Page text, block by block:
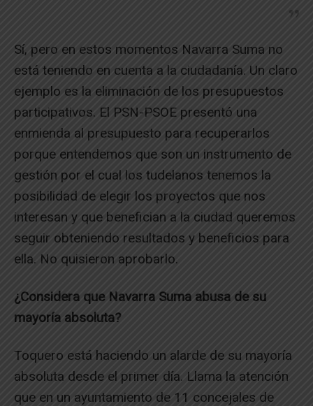
Sí, pero en estos momentos Navarra Suma no
está teniendo en cuenta a la ciudadanía. Un claro
ejemplo es la eliminación de los presupuestos
participativos. El PSN-PSOE presentó una
enmienda al presupuesto para recuperarlos
porque entendemos que son un instrumento de
gestión por el cual los tudelanos tenemos la
posibilidad de elegir los proyectos que nos
interesan y que benefician a la ciudad queremos
seguir obteniendo resultados y beneficios para
ella. No quisieron aprobarlo.
¿Considera que Navarra Suma abusa de su
mayoría absoluta?
Toquero está haciendo un alarde de su mayoría
absoluta desde el primer día. Llama la atención
que en un ayuntamiento de 11 concejales de